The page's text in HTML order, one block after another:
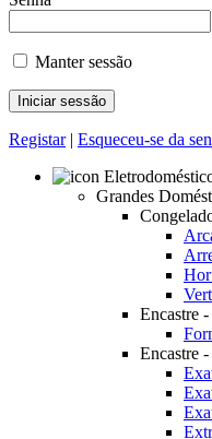
Manter sessão
Registar| Esqueceu-se da
Grandes
Encastre
Encastre